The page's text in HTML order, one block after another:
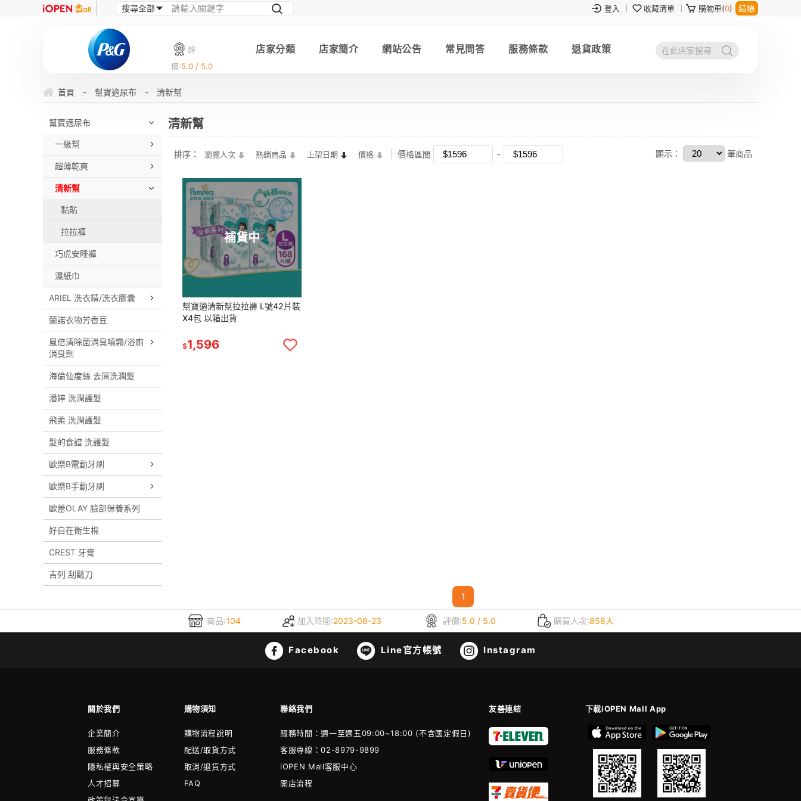
登入 收藏清單 購物車(0) 結帳
評
價:5.0 / 5.0
店家分類 店家簡介 網站公告 常見問答 服務條款 退貨政策
首頁 - 幫寶適尿布 - 清新幫
幫寶適尿布
一級幫
超薄乾爽
清新幫
黏貼
拉拉褲
巧虎安睡褲
濕紙巾
ARIEL 洗衣精/洗衣膠囊
蘭諾衣物芳香豆
風倍清除菌消臭噴霧/浴廁
消臭劑
海倫仙度絲 去屑洗潤髮
潘婷 洗潤護髮
飛柔 洗潤護髮
髮的食譜 洗護髮
歐樂B電動牙刷
歐樂B手動牙刷
歐蕾OLAY 臉部保養系列
好自在衛生棉
CREST 牙膏
吉列 刮鬍刀
清新幫
排序： 瀏覽人次 熱銷商品 上架日期 價格 價格區間 顯示： 筆商品
補貨中
幫寶適清新幫拉拉褲 L號42片裝
X4包 以箱出貨
$1,596
1
商品:104 加入時間:2023-08-23 評價:5.0 / 5.0 購買人次:858人
Facebook Line官方帳號 Instagram
關於我們 購物須知 聯絡我們 友善連結 下載iOPEN Mall App
企業簡介
服務條款
隱私權與安全策略
人才招募
購物流程說明
配送/取貨方式
取消/退貨方式
FAQ
服務時間：週一至週五09:00~18:00 (不含國定假日)
客服專線：02-8979-9899
iOPEN Mall客服中心
開店流程